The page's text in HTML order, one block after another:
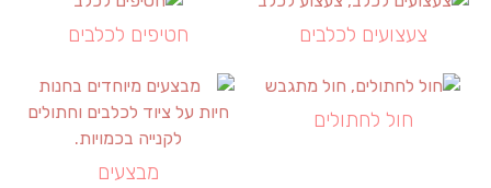
צעצועים לכלבים חטיפים לכלבים
חול לחתולים
מבצעים